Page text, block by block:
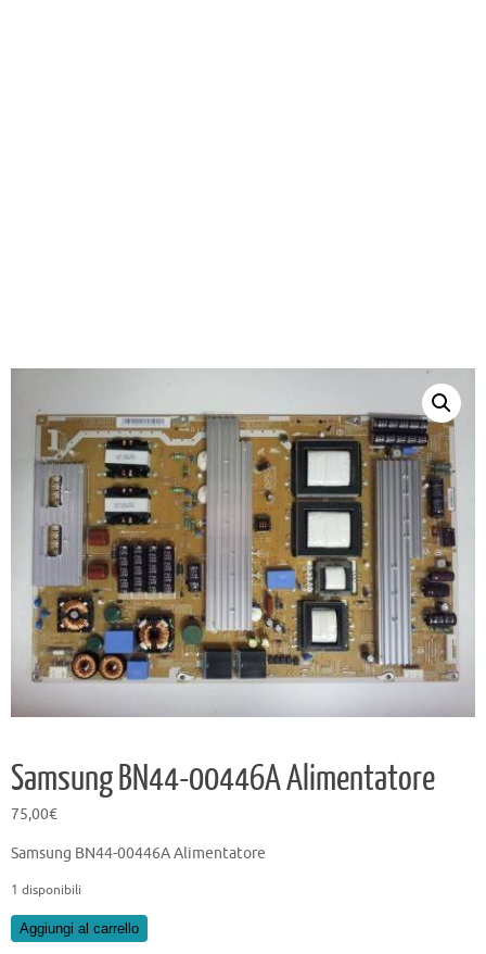
Samsung BN44-00446A Alimentatore
75,00€
Samsung BN44-00446A Alimentatore
1 disponibili
Samsung
Aggiungi al carrello